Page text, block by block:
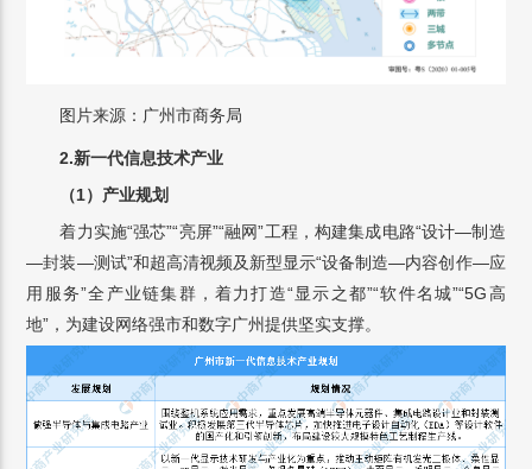
图片来源：广州市商务局
2.新一代信息技术产业
（1）产业规划
着力实施“强芯”“亮屏”“融网”工程，构建集成电路“设计—制造
—封装—测试”和超高清视频及新型显示“设备制造—内容创作—应
用服务”全产业链集群，着力打造“显示之都”“软件名城”“5G高
地”，为建设网络强市和数字广州提供坚实支撑。